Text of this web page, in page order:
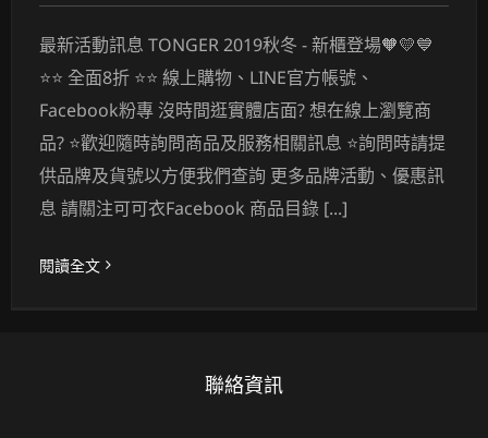
最新活動訊息 TONGER 2019秋冬 - 新櫃登場🧡💛💙
⭐⭐ 全面8折 ⭐⭐ 線上購物、LINE官方帳號、
Facebook粉專 沒時間逛實體店面? 想在線上瀏覽商
品? ⭐歡迎隨時詢問商品及服務相關訊息 ⭐詢問時請提
供品牌及貨號以方便我們查詢 更多品牌活動、優惠訊
息 請關注可可衣Facebook 商品目錄 [...]
閱讀全文
聯絡資訊